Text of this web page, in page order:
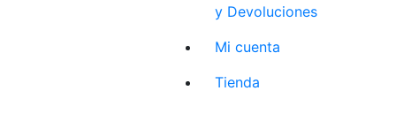
y Devoluciones
Mi cuenta
Tienda